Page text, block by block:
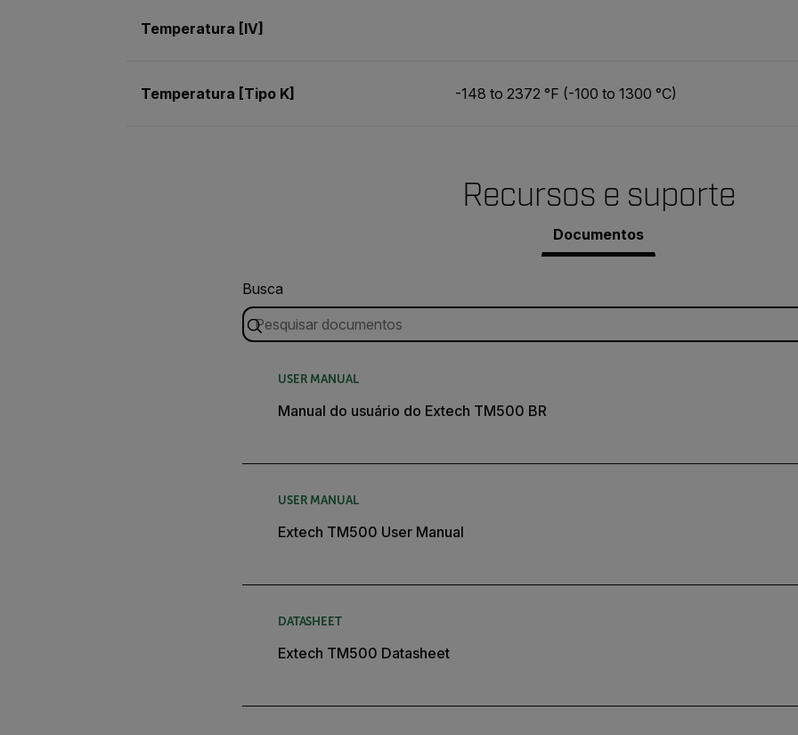
Temperatura [IV]
Temperatura [Tipo K] -148 to 2372 °F (-100 to 1300 °C)
Recursos e suporte
Documentos
Busca
USER MANUAL
Manual do usuário do Extech TM500 BR
USER MANUAL
Extech TM500 User Manual
DATASHEET
Extech TM500 Datasheet